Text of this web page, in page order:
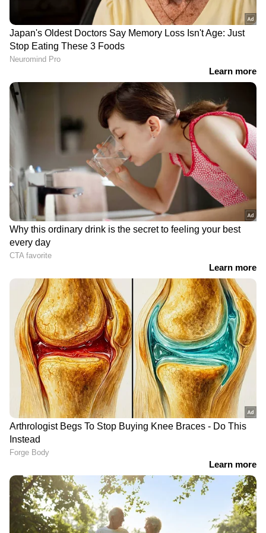
മുന്നറിയിപ്പും ട്രംപ് നൽകി.
Related Articles
വൻ ഓഫർ പ്രഖ്യാപിച്ച് എയര്‍ ഇന്ത്യ
എക്‌സ്പ്രസ്, ഓഫര്‍ നിരക്കില്‍ 50 ലക്ഷം
സീറ്റുകളുമായി എക്സ്പ്രസ് സെയില്‍
കേരളം കാത്തിരുന്ന ദിവസം, 20
വർഷത്തെ ജയിൽവാസത്തിന് ശേഷം
അബ്‍ദുൽ റഹീം ഇന്ന് നാട്ടിലെത്തും
DOWNLOAD APP
ഇന്ത്യയിലെയും ലോകമെമ്പാടുമുള്ള എല്ലാ
International Newsഅറിയാൻ എപ്പോഴും
ഏഷ്യാനെറ്റ് ന്യൂസ് വാർത്തകൾ.Malayalam
തത്സമയ അപ്‌ഡേറ്റുകളും
ആഴത്തിലുള്ള വിശകലനവും സമഗ്രമായ
റിപ്പോർട്ടിംഗും — എല്ലാം ഒരൊറ്റ സ്ഥലത്ത്.
ഏത് സമയത്തും, എവിടെയും
വിശ്വസനീയമായ വാർത്തകൾ ലഭിക്കാൻ
Asianet News Malayalam